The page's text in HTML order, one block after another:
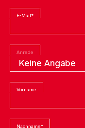
E-Mail*
Anrede
Vorname
Nachname*